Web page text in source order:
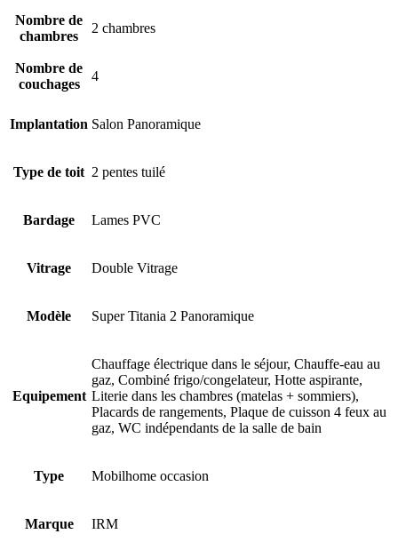
Nombre de
chambres
2 chambres
Nombre de
couchages
4
Implantation Salon Panoramique
Type de toit 2 pentes tuilé
Bardage Lames PVC
Vitrage Double Vitrage
Modèle Super Titania 2 Panoramique
Equipement
Chauffage électrique dans le séjour, Chauffe-eau au
gaz, Combiné frigo/congelateur, Hotte aspirante,
Literie dans les chambres (matelas + sommiers),
Placards de rangements, Plaque de cuisson 4 feux au
gaz, WC indépendants de la salle de bain
Type Mobilhome occasion
Marque IRM